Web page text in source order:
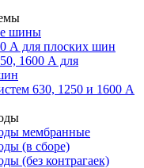
шины
А для плоских шин
1600 А для
630, 1250 и 1600 А
мембранные
(в сборе)
(без контрагаек)